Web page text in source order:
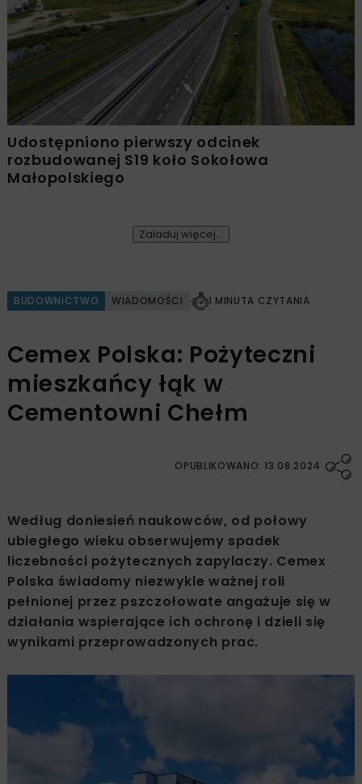
Udostępniono pierwszy odcinek
rozbudowanej S19 koło Sokołowa
Małopolskiego
Załaduj więcej...
BUDOWNICTWO WIADOMOŚCI 1 MINUTA CZYTANIA
Cemex Polska: Pożyteczni
mieszkańcy łąk w
Cementowni Chełm
OPUBLIKOWANO: 13.08.2024
Według doniesień naukowców, od połowy
ubiegłego wieku obserwujemy spadek
liczebności pożytecznych zapylaczy. Cemex
Polska świadomy niezwykle ważnej roli
pełnionej przez pszczołowate angażuje się w
działania wspierające ich ochronę i dzieli się
wynikami przeprowadzonych prac.